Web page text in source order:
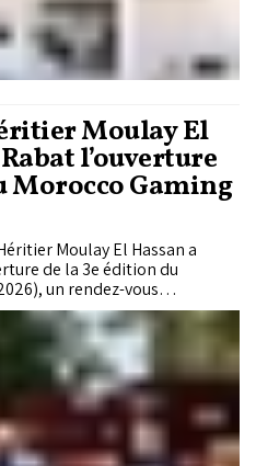
Moulay El
l’ouverture
Morocco Gaming
Moulay El Hassan a
de la 3e édition du
un rendez-vous
des professionnels et
organisé du 20 au 24
Sa Majesté le Roi Mohammed